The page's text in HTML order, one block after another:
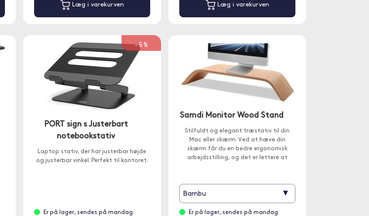
Læg i varekurven Læg i varekurven
-5%
PORT sign s Justerbart
notebookstativ
Laptop stativ, der har justerbar højde
og justerbar vinkel. Perfekt til kontoret.
Er på lager, sendes på mandag
Samdi Monitor Wood Stand
Stilfuldt og elegant træstativ til din
Mac eller skærm. Ved at hæve din
skærm får du en bedre ergonomisk
arbejdsstilling, og det er lettere at
Bambu ▾
Er på lager, sendes på mandag